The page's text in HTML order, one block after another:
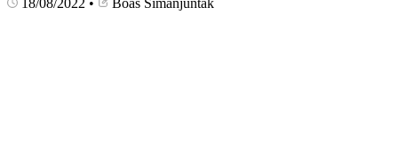
18/08/2022 • Boas Simanjuntak